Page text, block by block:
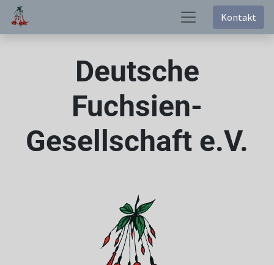
Kontakt
Deutsche
Fuchsien-
Gesellschaft e.V.